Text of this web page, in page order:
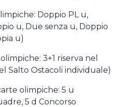
Doppio PL u,
u, Due senza u, Doppio
u)
3+1 riserva nel
Salto Ostacoli individuale)
olimpiche: 5 u
5 d Concorso